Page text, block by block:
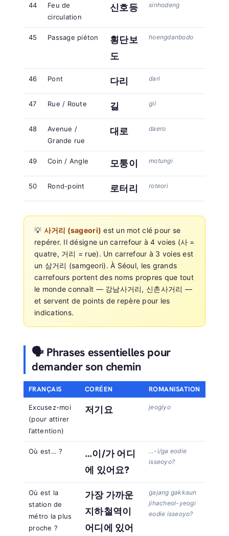
44
Feu de
circulation
신호등 sinhodeng
45 Passage piéton
횡단보
도
hoengdanbodo
46 Pont 다리 dari
47 Rue / Route 길 gil
48
Avenue /
Grande rue
대로 daero
49 Coin / Angle 모퉁이 motungi
50 Rond-point 로터리 roteori
💡 사거리 (sageori) est un mot clé pour se
repérer. Il désigne un carrefour à 4 voies (사 =
quatre, 거리 = rue). Un carrefour à 3 voies est
un 삼거리 (samgeori). À Séoul, les grands
carrefours portent des noms propres que tout
le monde connaît — 강남사거리, 신촌사거리 —
et servent de points de repère pour les
indications.
🗣️ Phrases essentielles pour
demander son chemin
FRANÇAIS CORÉEN ROMANISATION
Excusez-moi
(pour attirer
l’attention)
저기요 jeogiyo
Où est… ?
…이/가 어디
에 있어요?
…-i/ga eodie
isseoyo?
Où est la
station de
métro la plus
proche ?
가장 가까운
지하철역이
어디에 있어
gajang gakkaun
jihacheol-yeogi
eodie isseoyo?